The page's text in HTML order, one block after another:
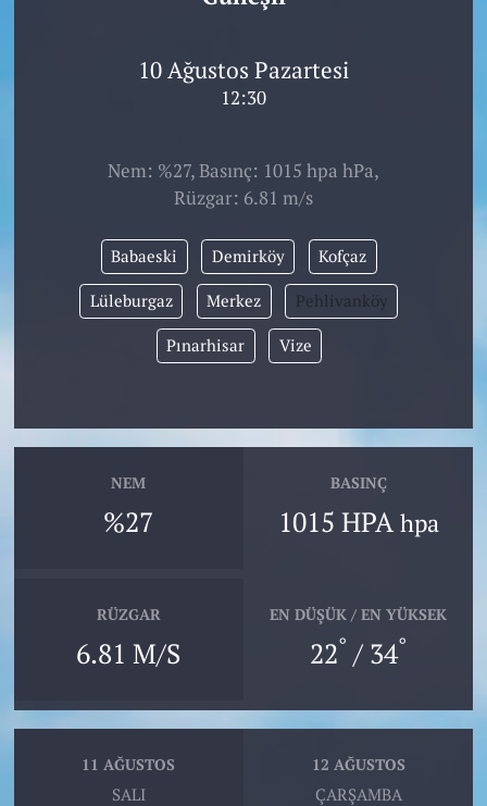
10 Ağustos Pazartesi
12:30
Nem: %27, Basınç: 1015 hpa hPa,
Rüzgar: 6.81 m/s
Babaeski Demirköy Kofçaz
Lüleburgaz Merkez Pehlivanköy
Pınarhisar Vize
NEM
%27
BASINÇ
1015 HPA hpa
RÜZGAR
6.81 M/S
EN DÜŞÜK / EN YÜKSEK
22° / 34°
11 AĞUSTOS
SALI
12 AĞUSTOS
ÇARŞAMBA